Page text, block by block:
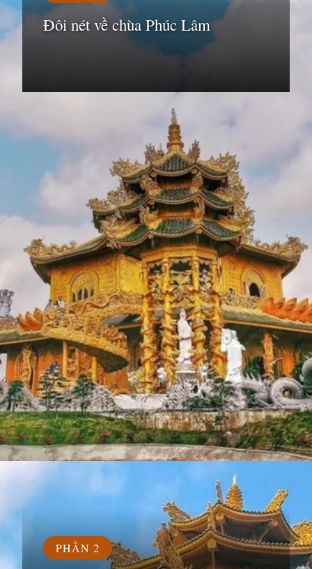
Đôi nét về chùa Phúc Lâm
https://susach.edu.vn/chua-phuc-lam
PHẦN 2